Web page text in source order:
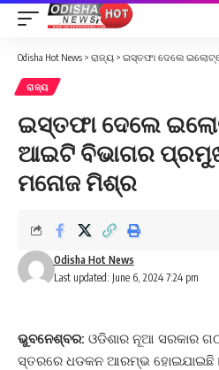
Odisha Hot News > ରାଜ୍ୟ > ଇସ୍ତଫା ଦେଲେ ଇଲୋଟ୍ରୋନିକ୍ସ
ରାଜ୍ୟ
ଇସ୍ତଫା ଦେଲେ
ଆଇଟି ବିଭାଗର
ମନୋଜ ମିଶ୍ର
Last updated: June 6, 2024 7:24 pm
Odisha Hot News
ଭୁବନେଶ୍ବର: ଓଡିଶାର ନୂଆ ସରକାର
ସ୍ତରରେ ଧଡକନ ଆରମ୍ଭ